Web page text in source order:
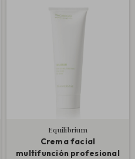
Equilibrium
Crema facial
multifunción profesional